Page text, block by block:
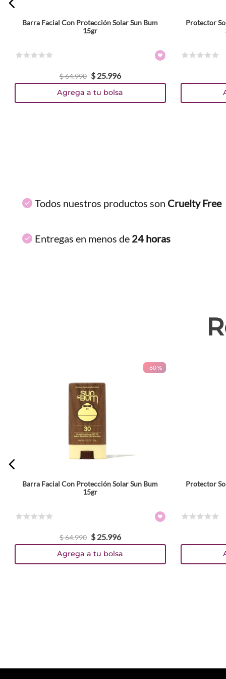
Barra Facial Con Protección Solar Sun Bum
15gr
$64.990 $ 25.996
Agrega a tu bolsa
Protector
Todos nuestros productos son Cruelty Free
Entregas en menos de 24 horas
-60 %
Barra Facial Con Protección Solar Sun Bum
15gr
$64.990 $ 25.996
Agrega a tu bolsa
Protector